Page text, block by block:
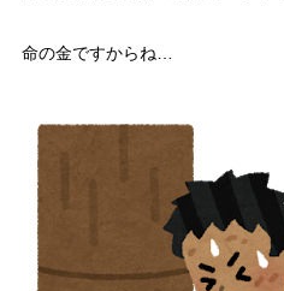
命の金ですからね…